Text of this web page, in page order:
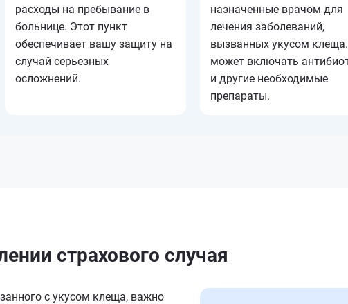
расходы на пребывание в
больнице. Этот пункт
обеспечивает вашу защиту на
случай серьезных
осложнений.
назначенные врачом для
лечения заболеваний,
вызванных укусом
может включать
и другие необходимые
препараты.
страхового случая
с укусом клеща, важно